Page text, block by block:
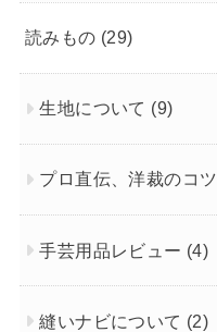
読みもの (29)
生地について (9)
プロ直伝、洋裁のコツ
手芸用品レビュー (4)
縫いナビについて (2)